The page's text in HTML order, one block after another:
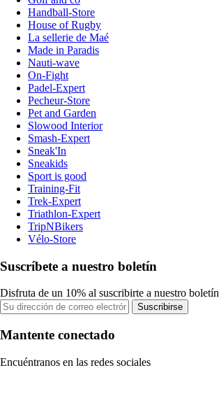
Handball-Store
House of Rugby
La sellerie de Maé
Made in Paradis
Nauti-wave
On-Fight
Padel-Expert
Pecheur-Store
Pet and Garden
Slowood Interior
Smash-Expert
Sneak'In
Sneakids
Sport is good
Training-Fit
Trek-Expert
Triathlon-Expert
TripNBikers
Vélo-Store
Suscríbete a nuestro boletín
Disfruta de un 10% al suscribirte a nuestro boletín
Suscribirse
Mantente conectado
Encuéntranos en las redes sociales